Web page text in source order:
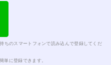
ちのスマートフォンで読み込んで登録してくだ
単に登録できます。